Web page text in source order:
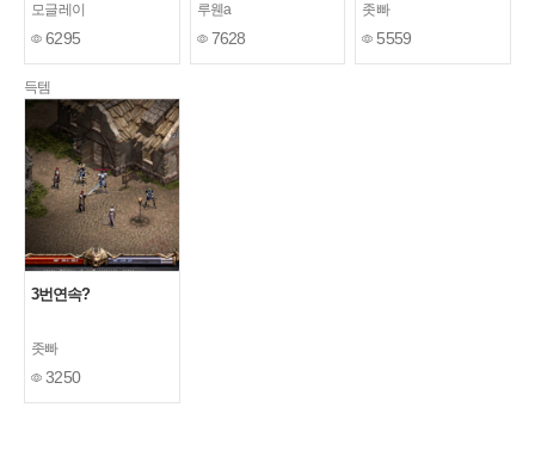
모글레이
6295
루웬a
7628
좃빠
5559
득템
3번연속?
좃빠
3250